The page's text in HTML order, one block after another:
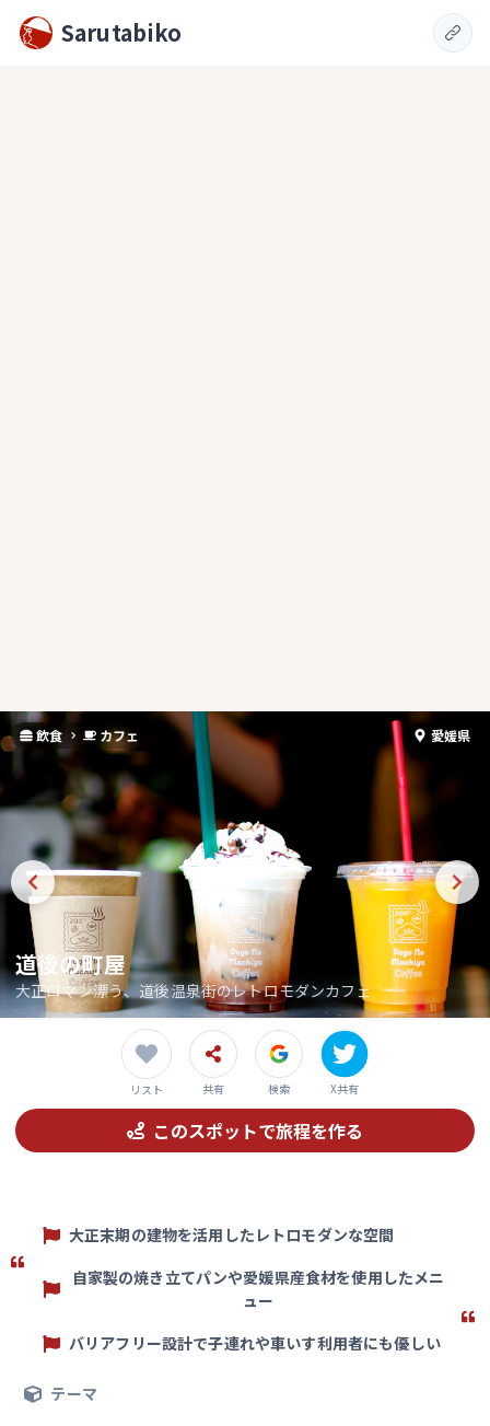
Sarutabiko
飲食 カフェ 愛媛県
道後の町屋
大正ロマン漂う、道後温泉街のレトロモダンカフェ
リスト 共有 検索 X共有
このスポットで旅程を作る
大正末期の建物を活用したレトロモダンな空間
自家製の焼き立てパンや愛媛県産食材を使用したメニ
ュー
バリアフリー設計で子連れや車いす利用者にも優しい
テーマ